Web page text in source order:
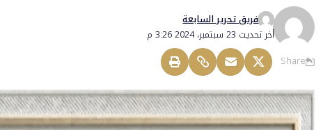
أخر تحديث 23 سبتمبر، 2024 3:26 م
فريق تحرير السابعة
Share